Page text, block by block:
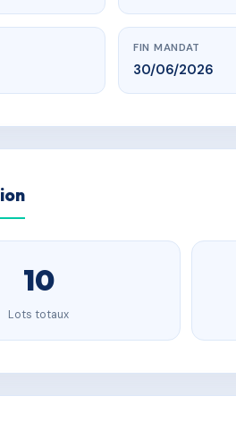
FIN MANDAT
30/06/2026
10
Lots totaux